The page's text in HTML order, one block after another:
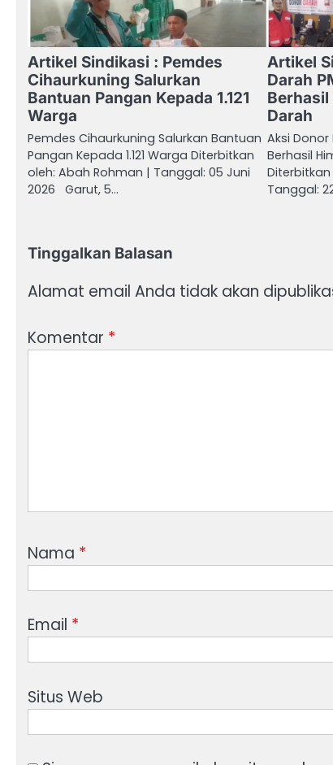
Artikel Sindikasi : Pemdes
Cihaurkuning Salurkan
Bantuan Pangan Kepada 1.121
Warga
Pemdes Cihaurkuning Salurkan Bantuan
Pangan Kepada 1.121 Warga Diterbitkan
oleh: Abah Rohman | Tanggal: 05 Juni
2026 Garut, 5…
Artikel
Darah
Darah
Aksi
Berhasil
Tanggal:
Tinggalkan Balasan
Alamat email Anda tidak akan
Komentar *
Nama *
Email *
Situs Web